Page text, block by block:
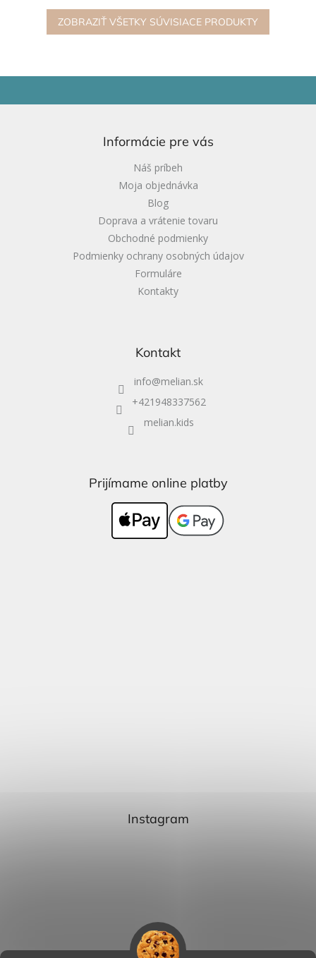
úchopu. V jednom sete...
Stačí trocha...
ZOBRAZIŤ VŠETKY SÚVISIACE PRODUKTY
Informácie pre vás
Náš príbeh
Moja objednávka
Blog
Doprava a vrátenie tovaru
Obchodné podmienky
Podmienky ochrany osobných údajov
Formuláre
Kontakty
Kontakt
info@melian.sk
+421948337562
melian.kids
Prijímame online platby
Instagram